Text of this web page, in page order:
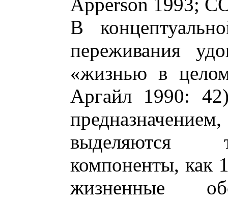
В
переживания
«жизнью в
Аргайл 1990:
выделяются
компоненты, как
жизненные